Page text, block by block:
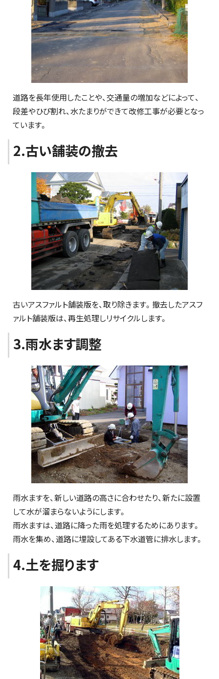
道路を長年使用したことや、交通量の増加などによって、
段差やひび割れ、水たまりができて改修工事が必要となっ
ています。
2.古い舗装の撤去
古いアスファルト舗装版を、取り除きます。撤去したアスフ
ァルト舗装版は、再生処理しリサイクルします。
3.雨水ます調整
雨水ますを、新しい道路の高さに合わせたり、新たに設置
して水が溜まらないようにします。
雨水ますは、道路に降った雨を処理するためにあります。
雨水を集め、道路に埋設してある下水道管に排水します。
4.土を掘ります